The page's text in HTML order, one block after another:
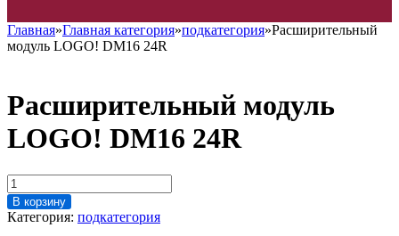
Главная»Главная категория»подкатегория»Расширительный
модуль LOGO! DM16 24R
Расширительный модуль
LOGO! DM16 24R
Количество
товара
Расширительный
В корзину
Категория: подкатегория